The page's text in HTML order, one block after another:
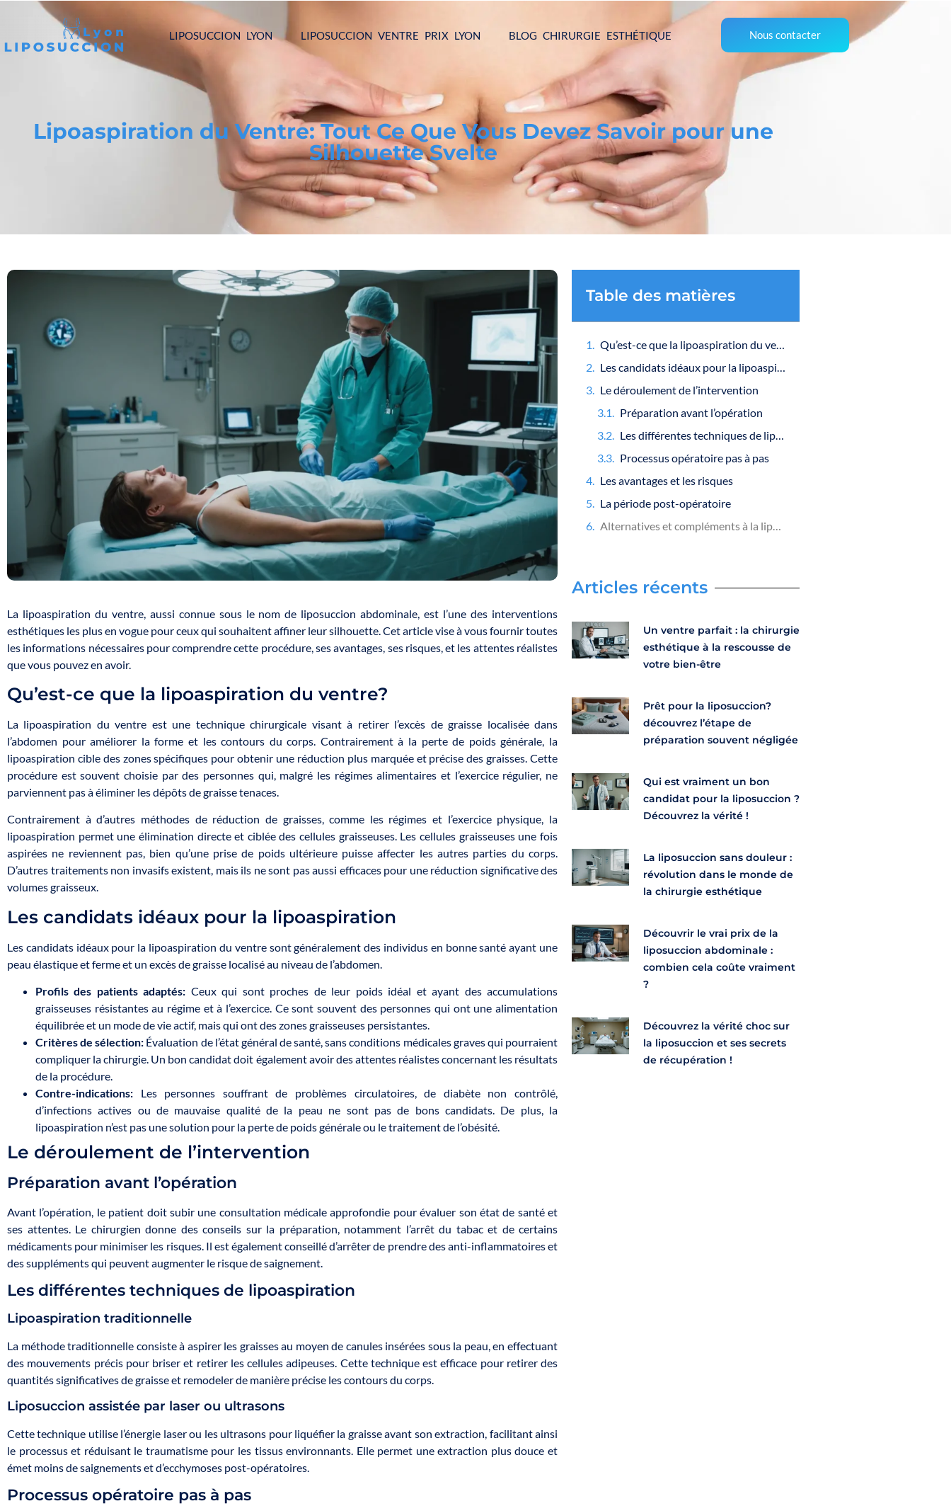
LIPOSUCCION LYON LIPOSUCCION VENTRE PRIX LYON BLOG CHIRURGIE ESTHÉTIQUE Nous contacter
Lipoaspiration du Ventre: Tout Ce Que Vous Devez Savoir pour une
Silhouette Svelte
La lipoaspiration du ventre, aussi connue sous le nom de liposuccion abdominale, est l’une des interventions
esthétiques les plus en vogue pour ceux qui souhaitent affiner leur silhouette. Cet article vise à vous fournir toutes
les informations nécessaires pour comprendre cette procédure, ses avantages, ses risques, et les attentes réalistes
que vous pouvez en avoir.
Qu’est-ce que la lipoaspiration du ventre?
La lipoaspiration du ventre est une technique chirurgicale visant à retirer l’excès de graisse localisée dans
l’abdomen pour améliorer la forme et les contours du corps. Contrairement à la perte de poids générale, la
lipoaspiration cible des zones spécifiques pour obtenir une réduction plus marquée et précise des graisses. Cette
procédure est souvent choisie par des personnes qui, malgré les régimes alimentaires et l’exercice régulier, ne
parviennent pas à éliminer les dépôts de graisse tenaces.
Contrairement à d’autres méthodes de réduction de graisses, comme les régimes et l’exercice physique, la
lipoaspiration permet une élimination directe et ciblée des cellules graisseuses. Les cellules graisseuses une fois
aspirées ne reviennent pas, bien qu’une prise de poids ultérieure puisse affecter les autres parties du corps.
D’autres traitements non invasifs existent, mais ils ne sont pas aussi efficaces pour une réduction significative des
volumes graisseux.
Les candidats idéaux pour la lipoaspiration
Les candidats idéaux pour la lipoaspiration du ventre sont généralement des individus en bonne santé ayant une
peau élastique et ferme et un excès de graisse localisé au niveau de l’abdomen.
Profils des patients adaptés: Ceux qui sont proches de leur poids idéal et ayant des accumulations
graisseuses résistantes au régime et à l’exercice. Ce sont souvent des personnes qui ont une alimentation
équilibrée et un mode de vie actif, mais qui ont des zones graisseuses persistantes.
Critères de sélection: Évaluation de l’état général de santé, sans conditions médicales graves qui pourraient
compliquer la chirurgie. Un bon candidat doit également avoir des attentes réalistes concernant les résultats
de la procédure.
Contre-indications: Les personnes souffrant de problèmes circulatoires, de diabète non contrôlé,
d’infections actives ou de mauvaise qualité de la peau ne sont pas de bons candidats. De plus, la
lipoaspiration n’est pas une solution pour la perte de poids générale ou le traitement de l’obésité.
Le déroulement de l’intervention
Préparation avant l’opération
Avant l’opération, le patient doit subir une consultation médicale approfondie pour évaluer son état de santé et
ses attentes. Le chirurgien donne des conseils sur la préparation, notamment l’arrêt du tabac et de certains
médicaments pour minimiser les risques. Il est également conseillé d’arrêter de prendre des anti-inflammatoires et
des suppléments qui peuvent augmenter le risque de saignement.
Les différentes techniques de lipoaspiration
Lipoaspiration traditionnelle
La méthode traditionnelle consiste à aspirer les graisses au moyen de canules insérées sous la peau, en effectuant
des mouvements précis pour briser et retirer les cellules adipeuses. Cette technique est efficace pour retirer des
quantités significatives de graisse et remodeler de manière précise les contours du corps.
Liposuccion assistée par laser ou ultrasons
Cette technique utilise l’énergie laser ou les ultrasons pour liquéfier la graisse avant son extraction, facilitant ainsi
le processus et réduisant le traumatisme pour les tissus environnants. Elle permet une extraction plus douce et
émet moins de saignements et d’ecchymoses post-opératoires.
Processus opératoire pas à pas
Table des matières
Qu’est-ce que la lipoaspiration du ventre?
Les candidats idéaux pour la lipoaspiration
Le déroulement de l’intervention
Préparation avant l’opération
Les différentes techniques de lipoaspiration
Processus opératoire pas à pas
Les avantages et les risques
La période post-opératoire
Alternatives et compléments à la lipoaspiration
Articles récents
Un ventre parfait : la chirurgie
esthétique à la rescousse de
votre bien-être
Prêt pour la liposuccion?
découvrez l’étape de
préparation souvent négligée
Qui est vraiment un bon
candidat pour la liposuccion ?
Découvrez la vérité !
La liposuccion sans douleur :
révolution dans le monde de
la chirurgie esthétique
Découvrir le vrai prix de la
liposuccion abdominale :
combien cela coûte vraiment
?
Découvrez la vérité choc sur
la liposuccion et ses secrets
de récupération !